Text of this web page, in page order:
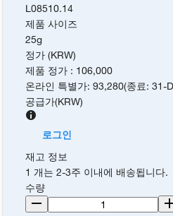
L08510.14
제품 사이즈
25g
정가 (KRW)
제품 정가 : 106,000
온라인 특별가:93,280(종료:31-
공급가(KRW)
로그인
재고 정보
1 개는 2-3주 이내에 배송됩니다.
수량